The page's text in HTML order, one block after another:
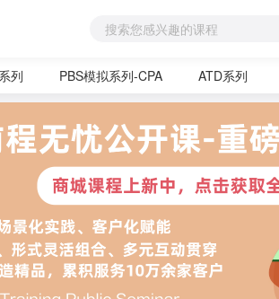
列 PBS模拟系列-CPA ATD系列